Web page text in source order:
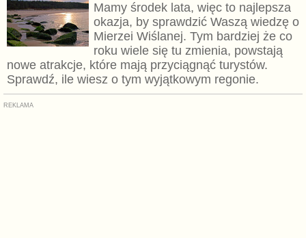
Mamy środek lata, więc to najlepsza
okazja, by sprawdzić Waszą wiedzę o
Mierzei Wiślanej. Tym bardziej że co
roku wiele się tu zmienia, powstają
nowe atrakcje, które mają przyciągnąć turystów.
Sprawdź, ile wiesz o tym wyjątkowym regonie.